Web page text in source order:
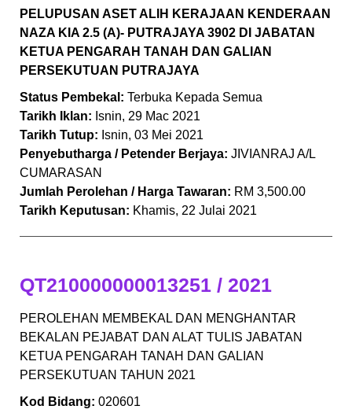
PELUPUSAN ASET ALIH KERAJAAN KENDERAAN
NAZA KIA 2.5 (A)- PUTRAJAYA 3902 DI JABATAN
KETUA PENGARAH TANAH DAN GALIAN
PERSEKUTUAN PUTRAJAYA
Status Pembekal: Terbuka Kepada Semua
Tarikh Iklan: Isnin, 29 Mac 2021
Tarikh Tutup: Isnin, 03 Mei 2021
Penyebutharga / Petender Berjaya: JIVIANRAJ A/L
CUMARASAN
Jumlah Perolehan / Harga Tawaran: RM 3,500.00
Tarikh Keputusan: Khamis, 22 Julai 2021
QT210000000013251 / 2021
PEROLEHAN MEMBEKAL DAN MENGHANTAR
BEKALAN PEJABAT DAN ALAT TULIS JABATAN
KETUA PENGARAH TANAH DAN GALIAN
PERSEKUTUAN TAHUN 2021
Kod Bidang: 020601